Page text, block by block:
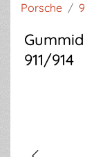
Porsche /
911/914